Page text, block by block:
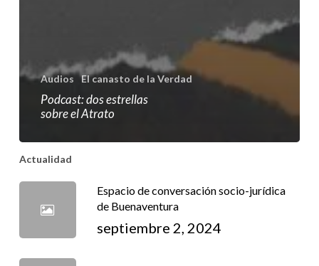
Audios El canasto de la Verdad
Podcast: dos estrellas
sobre el Atrato
Actualidad
Espacio de conversación socio-jurídica
de Buenaventura
septiembre 2, 2024